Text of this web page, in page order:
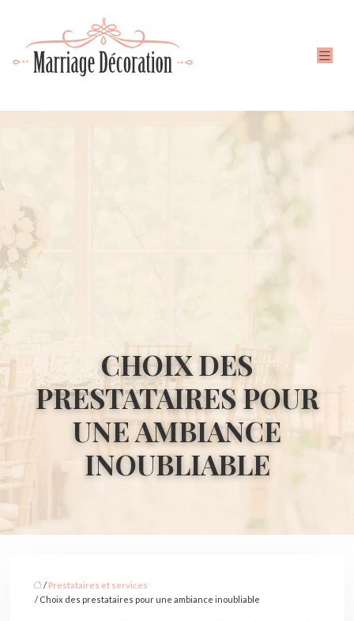
CHOIX DES
PRESTATAIRES POUR
UNE AMBIANCE
INOUBLIABLE
/ Prestataires et services
/ Choix des prestataires pour une ambiance inoubliable